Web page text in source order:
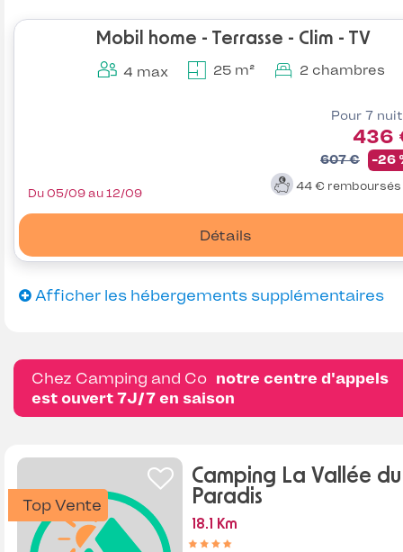
Mobil home - Terrasse - Clim - TV
4 max 25 m² 2 chambres
Pour 7
436
607 € -26
44 € remboursés
Détails
Du 05/09 au 12/09
Afficher les hébergements supplémentaires
Chez Camping and Co notre centre d'appels
est ouvert 7J/7 en saison
Top Vente
Camping La Vallée du
Paradis
18.1 Km